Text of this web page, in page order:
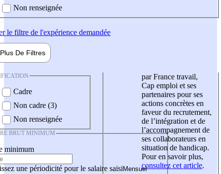
Non renseignée
le filtre de l'expérience demandée
Plus De Filtres
Cadre
Non cadre (3)
Non renseignée
BRUT MINIMUM
minimum
une périodicité pour le salaire saisi
par France travail,
Cap emploi et ses
partenaires pour ses
actions concrètes en
faveur du recrutement,
de l’intégration et de
l’accompagnement de
ses collaborateurs en
situation de handicap.
Pour en savoir plus,
consultez cet article.